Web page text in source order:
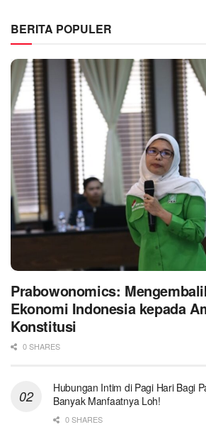
BERITA POPULER
Prabowonomics:
Ekonomi Indonesia kepada
Konstitusi
0 SHARES
Hubungan Intim di Pagi Hari Bagi
Banyak Manfaatnya Loh!
0 SHARES